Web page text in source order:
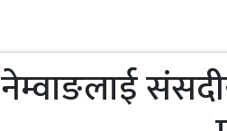
नेम्वाङलाई